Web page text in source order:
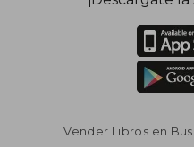
Vender Libros en